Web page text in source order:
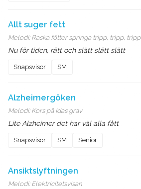
Allt suger fett
Melodi: Raska fötter springa tripp, tripp, tripp
Nu för tiden, rätt och slätt slätt slätt
Snapsvisor SM
Alzheimergöken
Melodi: Kors på Idas grav
Lite Alzheimer det har väl alla fått
Snapsvisor SM Senior
Ansiktslyftningen
Melodi: Elektricitetsvisan